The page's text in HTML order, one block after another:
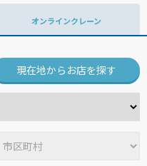
オンラインクレーン
現在地からお店を探す